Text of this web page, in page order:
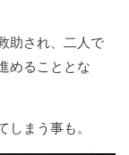
助され、二人で
めることとな
まう事も。